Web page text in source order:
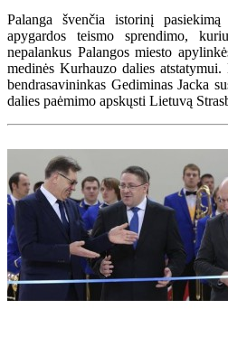
Palanga švenčia istorinį
apygardos teismo sprendimo,
nepalankus Palangos miesto
medinės Kurhauzo dalies
bendrasavininkas Gediminas Jacka
dalies paėmimo apskųsti Lietuvą